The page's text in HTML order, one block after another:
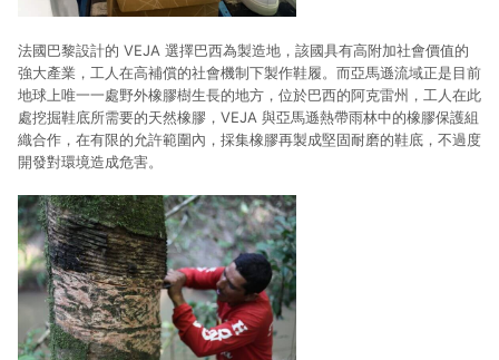
法國巴黎設計的 VEJA 選擇巴西為製造地，該國具有高附加社會價值的
強大產業，工人在高補償的社會機制下製作鞋履。而亞馬遜流域正是目前
地球上唯一一處野外橡膠樹生長的地方，位於巴西的阿克雷州，工人在此
處挖掘鞋底所需要的天然橡膠，VEJA 與亞馬遜熱帶雨林中的橡膠保護組
織合作，在有限的允許範圍內，採集橡膠再製成堅固耐磨的鞋底，不過度
開發對環境造成危害。